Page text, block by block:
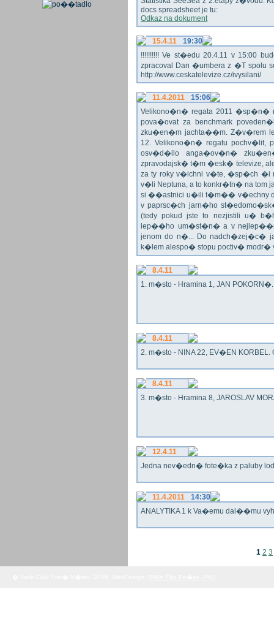
docs spreadsheet je tu:
Odkaz na dokument
15.4.11
19:30
!!!!!!!!!! Ve st�edu 20.4.11 v 15:00
zpracoval Dan �umbera z �T spolu
http://www.ceskatelevize.cz/ivysilani/
11.4.2011
15:06
Velikono�n� regata 2011 �sp�n�
pova�ovat za benchmark
zku�en�m jachta��m. Z�v�rem
12. Velikono�n� regatu
osv�d�ilo anga�ov�n�
zpravodajsk� t�m �esk� televize,
za ty roky v�ichni v�te, �sp�ch
v�li Neptuna, a to konkr�tn� na tom
si ��astnici u�ili t�m�� v�echny
v paprsc�ch jarn�ho
(tedy pokud jste to nezjistili u�
lep��ho um�st�n� a v
jenom do n�... Do nadch�zej�c�
k�lem alespo� stopu poctiv�
8.4.11
1. m�sto - Hramina 1, JAN
8.4.11
2. m�sto - NINA 22, EV�EN KORBEL.
8.4.11
3. m�sto - Hramina 8, JAROSLAV
12.4.11
Jedna nev�edn� fote�ka z paluby
11.4.2011
14:30
ANALYTIKA 1 k Va�emu dal��mu
1 2 3